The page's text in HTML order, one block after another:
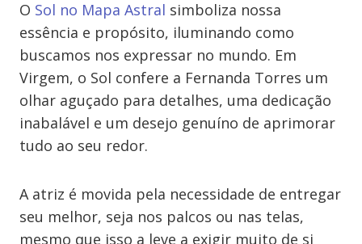
O Sol no Mapa Astral simboliza nossa
essência e propósito, iluminando como
buscamos nos expressar no mundo. Em
Virgem, o Sol confere a Fernanda Torres um
olhar aguçado para detalhes, uma dedicação
inabalável e um desejo genuíno de aprimorar
tudo ao seu redor.
A atriz é movida pela necessidade de entregar
seu melhor, seja nos palcos ou nas telas,
mesmo que isso a leve a exigir muito de si